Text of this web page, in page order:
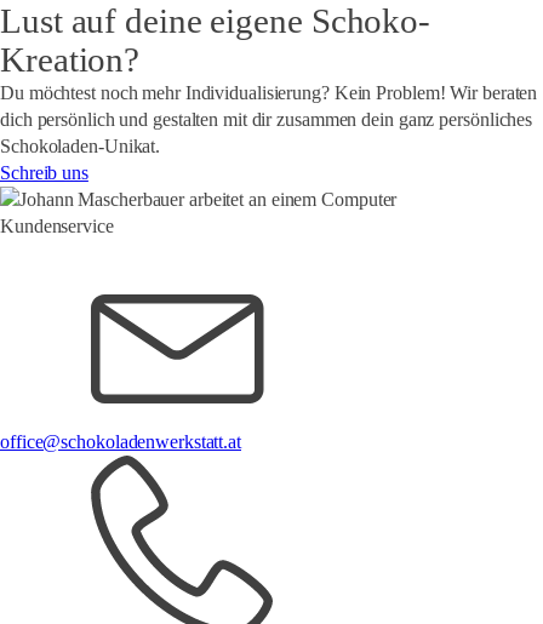
Lust auf deine eigene Schoko-
Kreation?
Du möchtest noch mehr Individualisierung? Kein Problem! Wir beraten
dich persönlich und gestalten mit dir zusammen dein ganzpersönliches
Schokoladen-Unikat.
Schreib uns
Kundenservice
office@schokoladenwerkstatt.at